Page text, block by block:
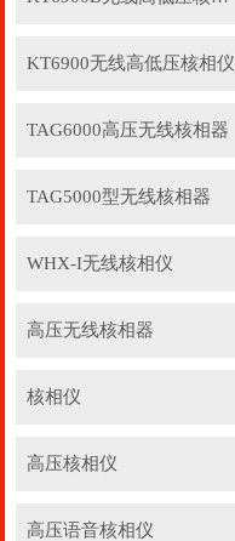
KT6900无线高低压核相仪
TAG6000高压无线核相器
TAG5000型无线核相器
WHX-I无线核相仪
高压无线核相器
核相仪
高压核相仪
高压语音核相仪